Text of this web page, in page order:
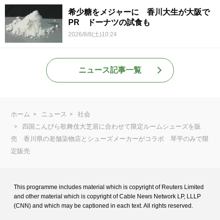
希少糖をメジャーに 香川大生が大阪で
PR ドーナツの試食も
2026/8/8(土)10:24
ニュース記事一覧
ホーム ニュース
社会
四国こんぴら歌舞伎大芝居に合わせて限定ルームシューズを販
売 香川県の老舗染物店とシューズメーカーがコラボ 琴平のみで限
定販売
This programme includes material which is copyright of Reuters Limited
and other material which is copyright of Cable News Network LP, LLLP
(CNN) and which may be captioned in each text. All rights reserved.